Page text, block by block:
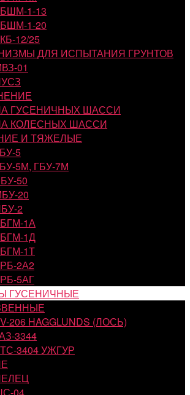
1-13
1-20
12/25
ДЛЯ ИСПЫТАНИЯ ГРУНТОВ
01
ГУСЕНИЧНЫХ ШАССИ
КОЛЕСНЫХ ШАССИ
И ТЯЖЕЛЫЕ
5
5М, ГБУ-7М
50
20
2
1А
1Д
1Т
2А2
5АГ
ГУСЕНИЧНЫЕ
206 HAGGLUNDS (ЛОСЬ)
3344
3404 УЖГУР